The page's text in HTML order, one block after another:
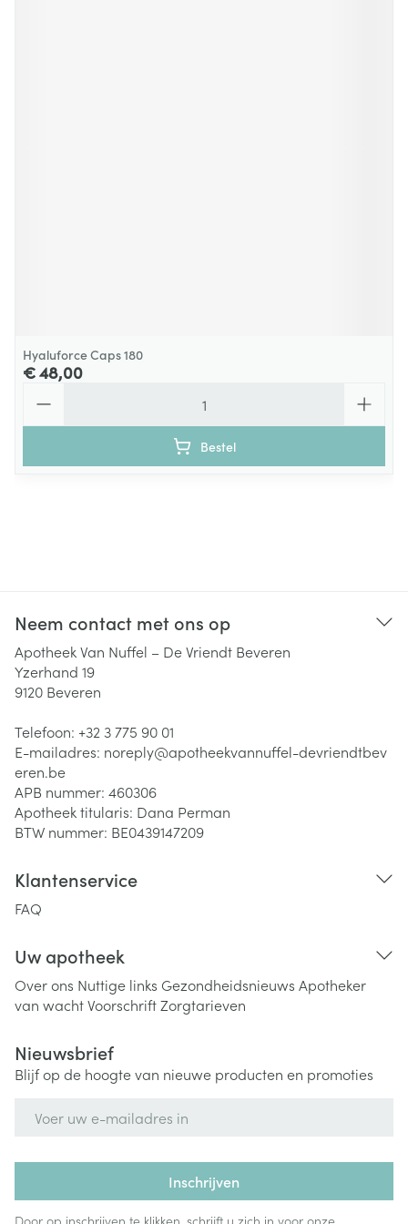
Hyaluforce Caps 180
€ 48,00
Bestel
Neem contact met ons op
Apotheek Van Nuffel – De Vriendt Beveren
Yzerhand 19
9120 Beveren
Telefoon: +32 3 775 90 01
E-mailadres: noreply@apotheekvannuffel-devriendtbev
eren.be
APB nummer: 460306
Apotheek titularis: Dana Perman
BTW nummer: BE0439147209
Klantenservice
FAQ
Uw apotheek
Over ons Nuttige links Gezondheidsnieuws Apotheker
van wachtVoorschriftZorgtarieven
Nieuwsbrief
Blijf op de hoogte van nieuwe producten en promoties
Inschrijven
Door op inschrijven te klikken, schrijft u zich in voor onze